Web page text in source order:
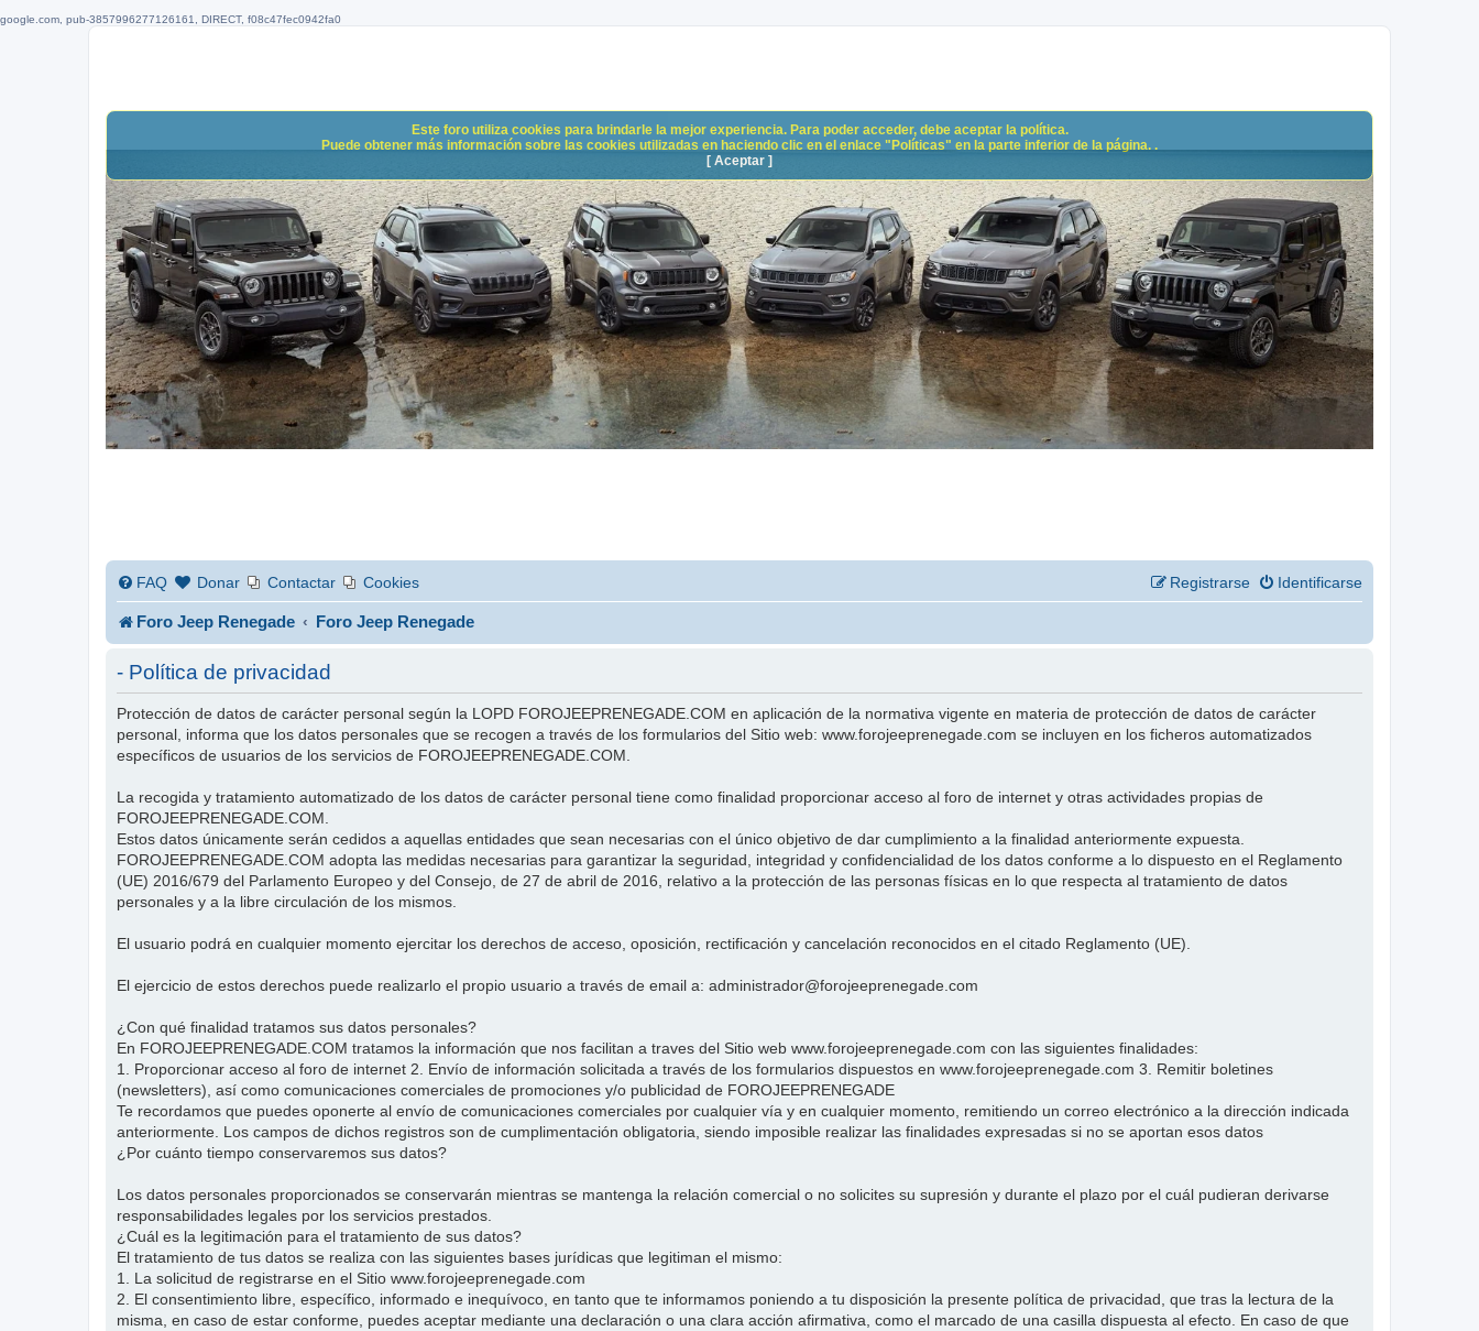
google.com, pub-3857996277126161, DIRECT, f08c47fec0942fa0
FAQ Donar Contactar Cookies Identificarse
Registrarse
Foro Jeep Renegade Foro Jeep Renegade
- Política de privacidad
Protección de datos de carácter personal según la LOPD FOROJEEPRENEGADE.COM en aplicación de la normativa vigente en materia de protección de datos de carácter
personal, informa que los datos personales que se recogen a través de los formularios del Sitio web: www.forojeeprenegade.com se incluyen en los ficheros automatizados
específicos de usuarios de los servicios de FOROJEEPRENEGADE.COM.
La recogida y tratamiento automatizado de los datos de carácter personal tiene como finalidad proporcionar acceso al foro de internet y otras actividades propias de
FOROJEEPRENEGADE.COM.
Estos datos únicamente serán cedidos a aquellas entidades que sean necesarias con el único objetivo de dar cumplimiento a la finalidad anteriormente expuesta.
FOROJEEPRENEGADE.COM adopta las medidas necesarias para garantizar la seguridad, integridad y confidencialidad de los datos conforme a lo dispuesto en el Reglamento
(UE) 2016/679 del Parlamento Europeo y del Consejo, de 27 de abril de 2016, relativo a la protección de las personas físicas en lo que respecta al tratamiento de datos
personales y a la libre circulación de los mismos.
El usuario podrá en cualquier momento ejercitar los derechos de acceso, oposición, rectificación y cancelación reconocidos en el citado Reglamento (UE).
El ejercicio de estos derechos puede realizarlo el propio usuario a través de email a: administrador@forojeeprenegade.com
¿Con qué finalidad tratamos sus datos personales?
En FOROJEEPRENEGADE.COM tratamos la información que nos facilitan a traves del Sitio web www.forojeeprenegade.com con las siguientes finalidades:
1. Proporcionar acceso al foro de internet 2. Envío de información solicitada a través de los formularios dispuestos en www.forojeeprenegade.com 3. Remitir boletines
(newsletters), así como comunicaciones comerciales de promociones y/o publicidad de FOROJEEPRENEGADE
Te recordamos que puedes oponerte al envío de comunicaciones comerciales por cualquier vía y en cualquier momento, remitiendo un correo electrónico a la dirección indicada
anteriormente. Los campos de dichos registros son de cumplimentación obligatoria, siendo imposible realizar las finalidades expresadas si no se aportan esos datos
¿Por cuánto tiempo conservaremos sus datos?
Los datos personales proporcionados se conservarán mientras se mantenga la relación comercial o no solicites su supresión y durante el plazo por el cuál pudieran derivarse
responsabilidades legales por los servicios prestados.
¿Cuál es la legitimación para el tratamiento de sus datos?
El tratamiento de tus datos se realiza con las siguientes bases jurídicas que legitiman el mismo:
1. La solicitud de registrarse en el Sitio www.forojeeprenegade.com
2. El consentimiento libre, específico, informado e inequívoco, en tanto que te informamos poniendo a tu disposición la presente política de privacidad, que tras la lectura de la
misma, en caso de estar conforme, puedes aceptar mediante una declaración o una clara acción afirmativa, como el marcado de una casilla dispuesta al efecto. En caso de que
Este foro utiliza cookies para brindarle la mejor experiencia. Para poder acceder, debe aceptar la política.
Puede obtener más información sobre las cookies utilizadas en haciendo clic en el enlace "Políticas" en la parte inferior de la página. .
[ Aceptar ]